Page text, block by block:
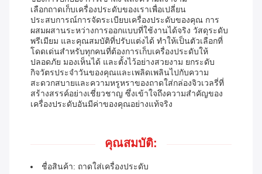
เลือกถาดเก็บเครื่องประดับของเราเพื่อเปลี่ยน
ประสบการณ์การจัดระเบียบเครื่องประดับของคุณ การ
ผสมผสานระหว่างการออกแบบที่ใช้งานได้จริง วัสดุระดับ
พรีเมียม และคุณสมบัติที่ปรับแต่งได้ ทำให้เป็นตัวเลือกที่
โดดเด่นสำหรับทุกคนที่ต้องการเก็บเครื่องประดับให้
ปลอดภัย มองเห็นได้ และตั้งไว้อย่างสวยงาม ยกระดับ
กิจวัตรประจำวันของคุณและเพลิดเพลินไปกับความ
สะดวกสบายและความหรูหราของถาดใส่กล่องจิวเวลรี่ที่
สร้างสรรค์อย่างเชี่ยวชาญ ซึ่งเข้าใจถึงความสำคัญของ
เครื่องประดับอันมีค่าของคุณอย่างแท้จริง
คุณสมบัติ:
ชื่อสินค้า: ถาดใส่เครื่องประดับ